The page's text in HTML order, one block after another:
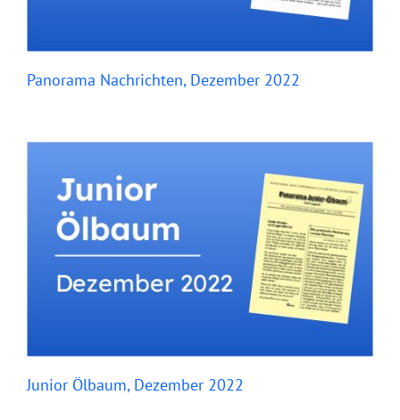
Panorama Nachrichten, Dezember 2022
Junior Ölbaum, Dezember 2022